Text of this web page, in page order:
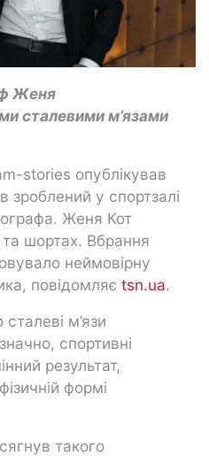
Женя
сталевими м’язами
stories опублікував
зроблений у спортзалі
Женя Кот
та шортах. Вбрання
неймовірну
повідомляє tsn.ua.
м’язи
спортивні
результат,
формі
такого